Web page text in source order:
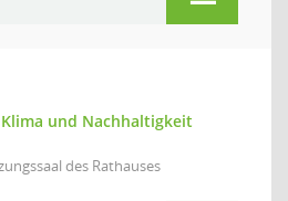
und Nachhaltigkeit
des Rathauses